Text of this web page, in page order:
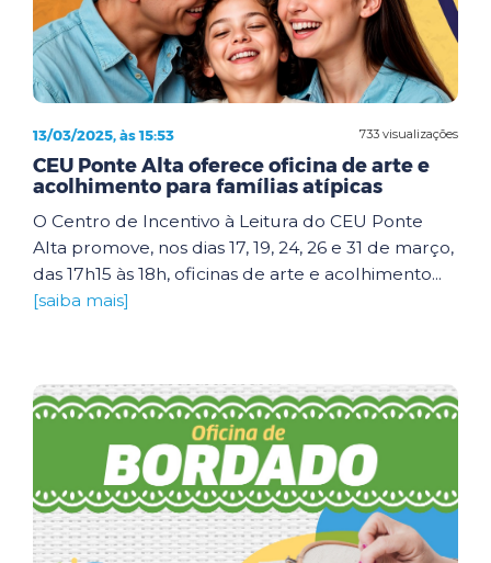
733 visualizações
13/03/2025, às 15:53
CEU Ponte Alta oferece oficina de arte e
acolhimento para famílias atípicas
O Centro de Incentivo à Leitura do CEU Ponte
Alta promove, nos dias 17, 19, 24, 26 e 31 de março,
das 17h15 às 18h, oficinas de arte e acolhimento...
[saiba mais]